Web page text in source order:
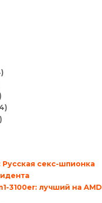
секс-шпионка
3100er: лучший на AMD